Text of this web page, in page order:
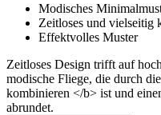
Modisches
Zeitloses und vielseitig
Effektvolles Muster
Zeitloses Design trifft auf
modische Fliege, die durch
kombinieren </b> ist und
abrundet.